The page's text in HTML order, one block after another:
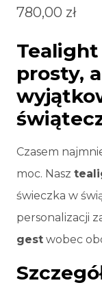
780,00 zł
prosty,
Czasem
moc. Nasz
świeczka w
personalizacji
gest wobec